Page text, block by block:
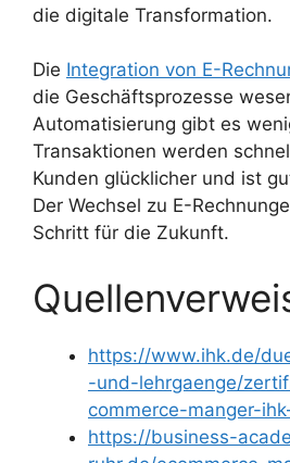
die digitale Transformation.
Die Integration von E-
die Geschäftsprozesse
Automatisierung gibt es
Transaktionen werden
Kunden glücklicher und ist
Der Wechsel zu E-
Schritt für die Zukunft.
https://www.ihk.de/
-und-lehrgaenge/
commerce-manger-
https://business-